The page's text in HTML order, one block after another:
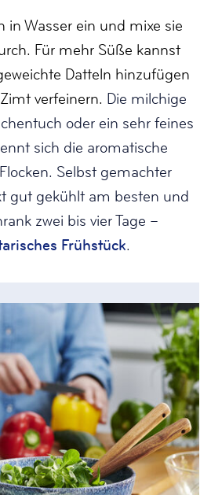
in Wasser ein und mixe sie
Für mehr Süße kannst
Datteln hinzufügen
verfeinern. Die milchige
oder ein sehr feines
sich die aromatische
Selbst gemachter
gut gekühlt am besten und
zwei bis vier Tage –
Frühstück.